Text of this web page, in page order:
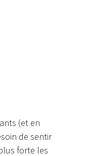
(et en
de sentir
forte les